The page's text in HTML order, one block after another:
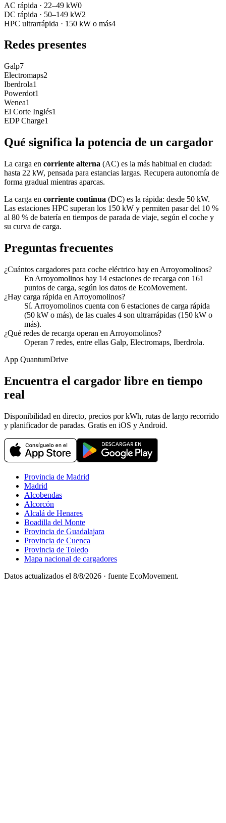
AC rápida · 22–49 kW0
DC rápida · 50–149 kW2
HPC ultrarrápida · 150 kW o más4
Redes presentes
Galp7
Electromaps2
Iberdrola1
Powerdot1
Wenea1
El Corte Inglés1
EDP Charge1
Qué significa la potencia de un cargador
La carga en corriente alterna (AC) es la más habitual en ciudad:
hasta 22 kW, pensada para estancias largas. Recupera autonomía de
forma gradual mientras aparcas.
La carga en corriente continua (DC) es la rápida: desde 50 kW.
Las estaciones HPC superan los 150 kW y permiten pasar del 10 %
al 80 % de batería en tiempos de parada de viaje, según el coche y
su curva de carga.
Preguntas frecuentes
¿Cuántos cargadores para coche eléctrico hay en Arroyomolinos?
En Arroyomolinos hay 14 estaciones de recarga con 161
puntos de carga, según los datos de EcoMovement.
¿Hay carga rápida en Arroyomolinos?
Sí. Arroyomolinos cuenta con 6 estaciones de carga rápida
(50 kW o más), de las cuales 4 son ultrarrápidas (150 kW o
más).
¿Qué redes de recarga operan en Arroyomolinos?
Operan 7 redes, entre ellas Galp, Electromaps, Iberdrola.
App QuantumDrive
Encuentra el cargador libre en tiempo
real
Disponibilidad en directo, precios por kWh, rutas de largo recorrido
y planificador de paradas. Gratis en iOS y Android.
Provincia de Madrid
Madrid
Alcobendas
Alcorcón
Alcalá de Henares
Boadilla del Monte
Provincia de Guadalajara
Provincia de Cuenca
Provincia de Toledo
Mapa nacional de cargadores
Datos actualizados el 8/8/2026 · fuente EcoMovement.